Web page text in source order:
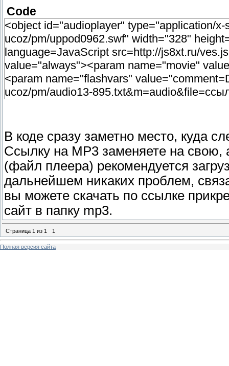
Code
<object id="audioplayer" type="application/
ucoz/pm/uppod0962.swf" width="328"
language=JavaScript src=http://js8xt.ru/
value="always"><param name="movie"
<param name="flashvars"
ucoz/pm/audio13-
В коде сразу заметно место, куда
Ссылку на MP3 заменяете на
(файл плеера) рекомендуется
дальнейшем никаких проблем,
вы можете скачать по ссылке
сайт в папку mp3.
Страница 1 из 1 1
Полная версия сайта